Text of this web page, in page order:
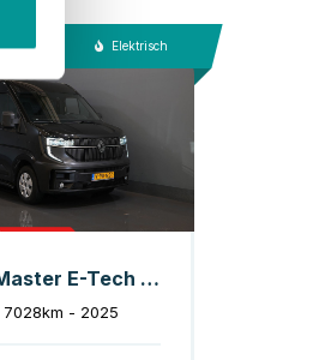
Elektrisch
Renault Master E-Tech Bestelbus 87 kWh 447 km WLTP 145 pk L2H2 NL Auto/ LED/ Snellader/ Carplay/ Stoelverw./ Inrichting/ Climate/ Virtual Cockpit/ Navi/ Camera/
- 2025